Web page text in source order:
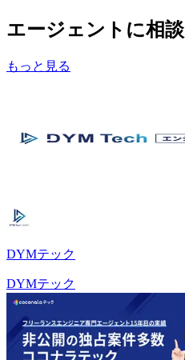
エージェントに相談
もっと見る
DYMテック
DYMテック